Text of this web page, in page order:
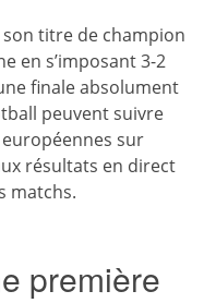
son titre de champion
en s’imposant 3-2
finale absolument
peuvent suivre
sur
résultats en direct
matchs.
première